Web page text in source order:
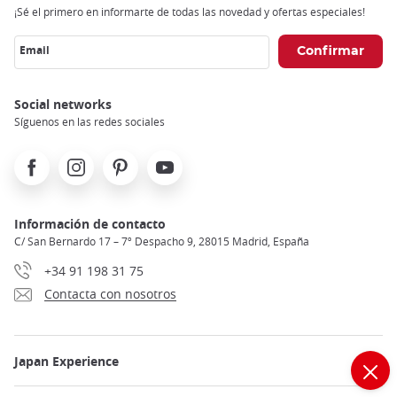
¡Sé el primero en informarte de todas las novedad y ofertas especiales!
Email
Social networks
Síguenos en las redes sociales
FacebookInstagramPinterest Youtube
Información de contacto
C/ San Bernardo 17 – 7º Despacho 9, 28015 Madrid, España
+34 91 198 31 75
Contacta con nosotros
Japan Experience